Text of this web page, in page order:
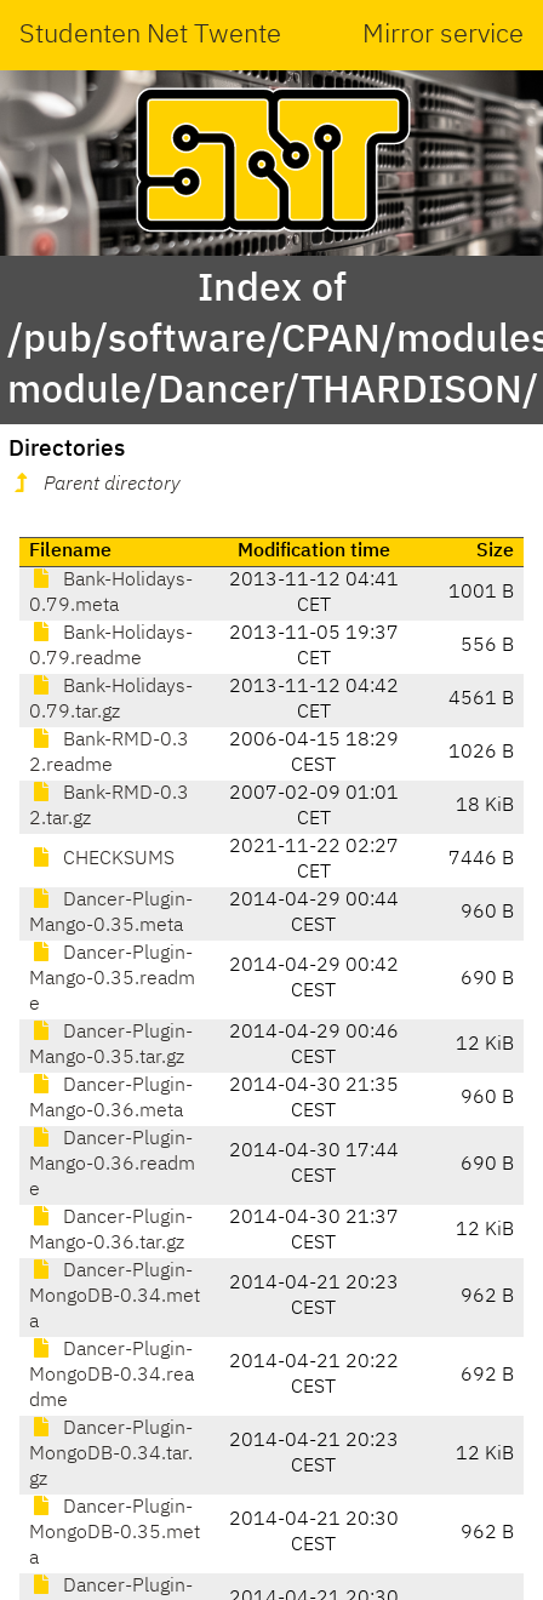
Studenten Net Twente Mirror service
Index of
/pub/software/CPAN/
module/Dancer/THARDISON/
Directories
Parent directory
Filename Modification time
Size
Bank-Holidays-
0.79.meta
2013-11-12 04:41
CET
1001 B
Bank-Holidays-
0.79.readme
2013-11-05 19:37
CET
556 B
Bank-Holidays-
0.79.tar.gz
2013-11-12 04:42
CET
4561 B
Bank-RMD-0.3
2.readme
2006-04-15 18:29
CEST
1026 B
Bank-RMD-0.3
2.tar.gz
2007-02-09 01:01
CET
18 KiB
CHECKSUMS
2021-11-22 02:27
CET
7446 B
Dancer-Plugin-
Mango-0.35.meta
2014-04-29 00:44
CEST
960 B
Dancer-Plugin-
Mango-0.35.readm
e
2014-04-29 00:42
CEST
690 B
Dancer-Plugin-
Mango-0.35.tar.gz
2014-04-29 00:46
CEST
12 KiB
Dancer-Plugin-
Mango-0.36.meta
2014-04-30 21:35
CEST
960 B
Dancer-Plugin-
Mango-0.36.readm
e
2014-04-30 17:44
CEST
690 B
Dancer-Plugin-
Mango-0.36.tar.gz
2014-04-30 21:37
CEST
12 KiB
Dancer-Plugin-
MongoDB-0.34.met
a
2014-04-21 20:23
CEST
962 B
Dancer-Plugin-
MongoDB-0.34.rea
dme
2014-04-21 20:22
CEST
692 B
Dancer-Plugin-
MongoDB-0.34.tar.
gz
2014-04-21 20:23
CEST
12 KiB
Dancer-Plugin-
MongoDB-0.35.met
a
2014-04-21 20:30
CEST
962 B
Dancer-Plugin-